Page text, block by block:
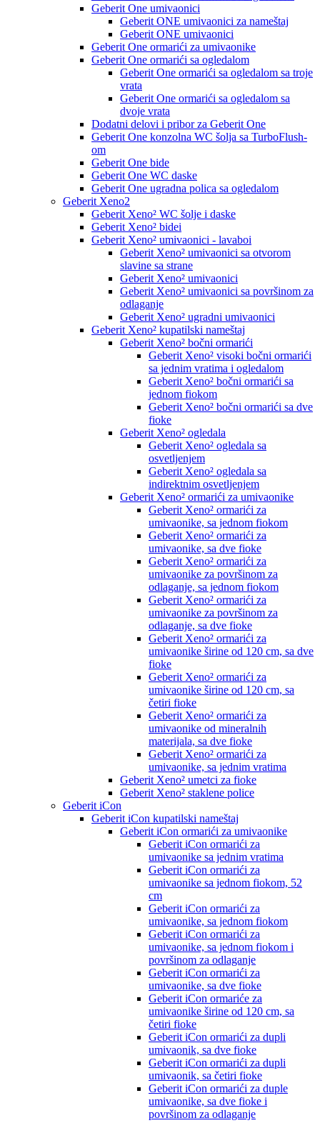
Geberit One umivaonici
Geberit ONE umivaonici za nameštaj
Geberit ONE umivaonici
Geberit One ormarići za umivaonike
Geberit One ormarići sa ogledalom
Geberit One ormarići sa ogledalom sa troje
vrata
Geberit One ormarići sa ogledalom sa
dvoje vrata
Dodatni delovi i pribor za Geberit One
Geberit One konzolna WC šolja sa TurboFlush-
om
Geberit One bide
Geberit One WC daske
Geberit One ugradna polica sa ogledalom
Geberit Xeno2
Geberit Xeno² WC šolje i daske
Geberit Xeno² bidei
Geberit Xeno² umivaonici - lavaboi
Geberit Xeno² umivaonici sa otvorom
slavine sa strane
Geberit Xeno² umivaonici
Geberit Xeno² umivaonici sa površinom za
odlaganje
Geberit Xeno² ugradni umivaonici
Geberit Xeno² kupatilski nameštaj
Geberit Xeno² bočni ormarići
Geberit Xeno² visoki bočni ormarići
sa jednim vratima i ogledalom
Geberit Xeno² bočni ormarići sa
jednom fiokom
Geberit Xeno² bočni ormarići sa dve
fioke
Geberit Xeno² ogledala
Geberit Xeno² ogledala sa
osvetljenjem
Geberit Xeno² ogledala sa
indirektnim osvetljenjem
Geberit Xeno² ormarići za umivaonike
Geberit Xeno² ormarići za
umivaonike, sa jednom fiokom
Geberit Xeno² ormarići za
umivaonike, sa dve fioke
Geberit Xeno² ormarići za
umivaonike za površinom za
odlaganje, sa jednom fiokom
Geberit Xeno² ormarići za
umivaonike za površinom za
odlaganje, sa dve fioke
Geberit Xeno² ormarići za
umivaonike širine od 120 cm, sa dve
fioke
Geberit Xeno² ormarići za
umivaonike širine od 120 cm, sa
četiri fioke
Geberit Xeno² ormarići za
umivaonike od mineralnih
materijala, sa dve fioke
Geberit Xeno² ormarići za
umivaonike, sa jednim vratima
Geberit Xeno² umetci za fioke
Geberit Xeno² staklene police
Geberit iCon
Geberit iCon kupatilski nameštaj
Geberit iCon ormarići za umivaonike
Geberit iCon ormarići za
umivaonike sa jednim vratima
Geberit iCon ormarići za
umivaonike sa jednom fiokom, 52
cm
Geberit iCon ormarići za
umivaonike, sa jednom fiokom
Geberit iCon ormarići za
umivaonike, sa jednom fiokom i
površinom za odlaganje
Geberit iCon ormarići za
umivaonike, sa dve fioke
Geberit iCon ormariće za
umivaonike širine od 120 cm, sa
četiri fioke
Geberit iCon ormarići za dupli
umivaonik, sa dve fioke
Geberit iCon ormarići za dupli
umivaonik, sa četiri fioke
Geberit iCon ormarići za duple
umivaonike, sa dve fioke i
površinom za odlaganje